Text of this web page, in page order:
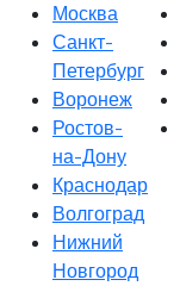
Москва
Санкт-
Петербург
Воронеж
Ростов-
на-Дону
Краснодар
Волгоград
Нижний
Новгород